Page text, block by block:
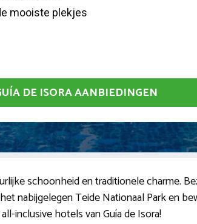
mooiste plekjes
DE ISORA AANBIEDINGEN
schoonheid en traditionele charme.
nabijgelegen Teide Nationaal Park en
inclusive hotels van Guía de Isora!